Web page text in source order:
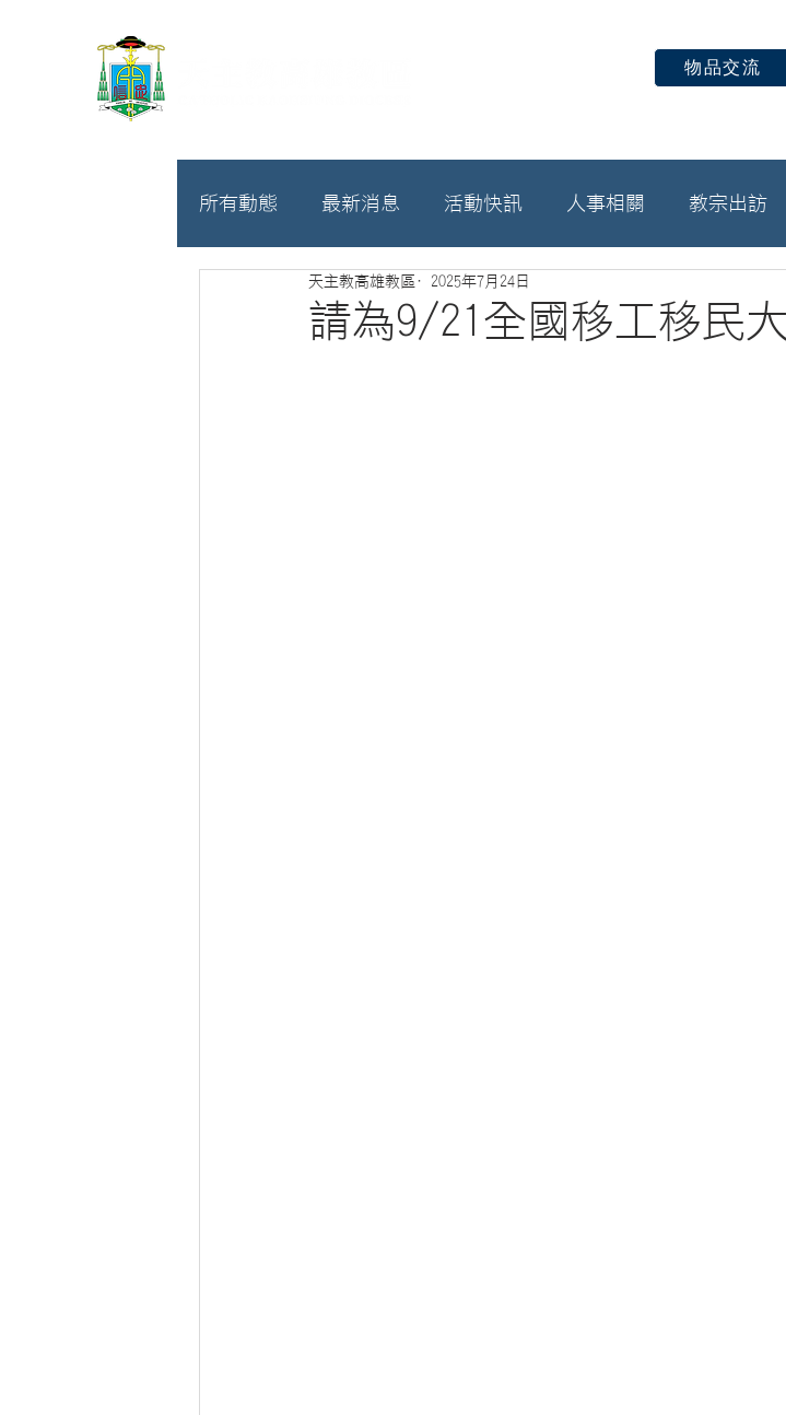
物品交流
所有動態 最新消息 活動快訊 人事相關 教宗出訪
募款相關
請為9/21全國移工移民
天主教高雄教區 2025年7月24日